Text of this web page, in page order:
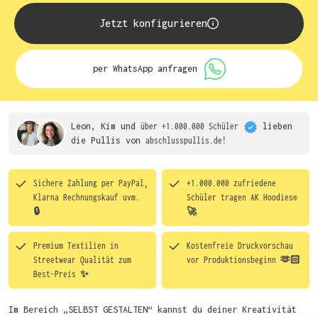
Jetzt konfigurieren
per WhatsApp anfragen
Leon, Kim und über +1.000.000 Schüler
lieben
die Pullis von abschlusspullis.de!
Sichere Zahlung per PayPal,
Klarna Rechnungskauf uvm.
🔒
+1.000.000 zufriedene
Schüler tragen AK Hoodies®
🚀
Premium Textilien in
Streetwear Qualität zum
Best-Preis ✨
Kostenfreie Druckvorschau
vor Produktionsbeginn 🫶🏻
Im Bereich „SELBST GESTALTEN“ kannst du deiner Kreativität